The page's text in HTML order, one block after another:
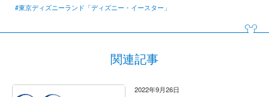
#東京ディズニーランド「ディズニー・イースター」
関連記事
2022年9月26日